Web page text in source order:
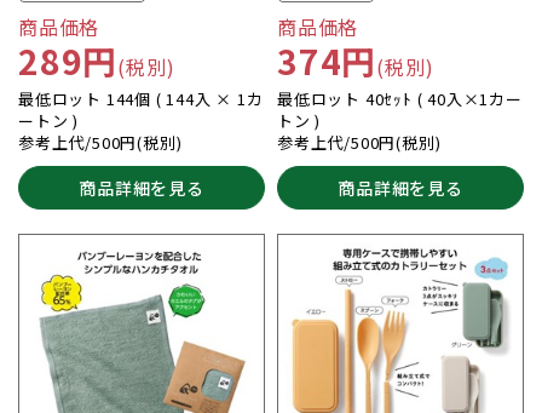
商品価格
289円(税別)
最低ロット 144個 ( 144入 × 1カ
ートン )
参考上代/500円(税別)
商品詳細を見る
商品価格
374円(税別)
最低ロット 40ｾｯﾄ ( 40入×1カー
トン )
参考上代/500円(税別)
商品詳細を見る